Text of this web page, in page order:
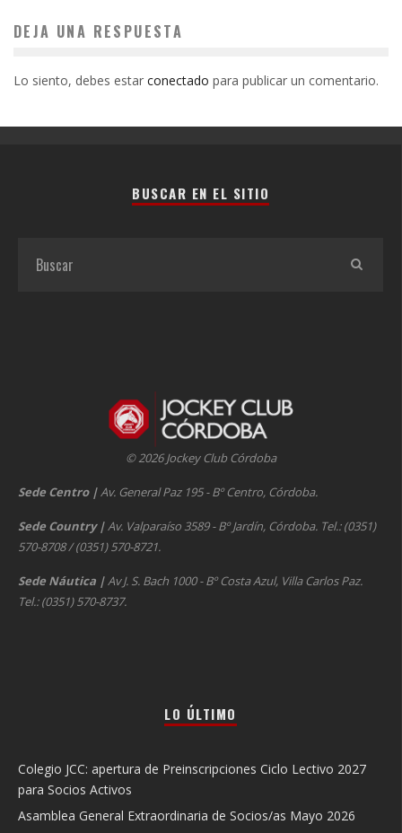
DEJA UNA RESPUESTA
Lo siento, debes estar conectado para publicar un comentario.
BUSCAR EN EL SITIO
© 2026 Jockey Club Córdoba
Sede Centro |Av. General Paz 195 - Bº Centro, Córdoba.
Sede Country |Av. Valparaíso 3589 - Bº Jardín, Córdoba. Tel.: (0351)
570-8708 / (0351) 570-8721.
Sede Náutica |Av J. S. Bach 1000 - Bº Costa Azul, Villa Carlos Paz.
Tel.: (0351) 570-8737.
LO ÚLTIMO
Colegio JCC: apertura de Preinscripciones Ciclo Lectivo 2027
para Socios Activos
Asamblea General Extraordinaria de Socios/as Mayo 2026